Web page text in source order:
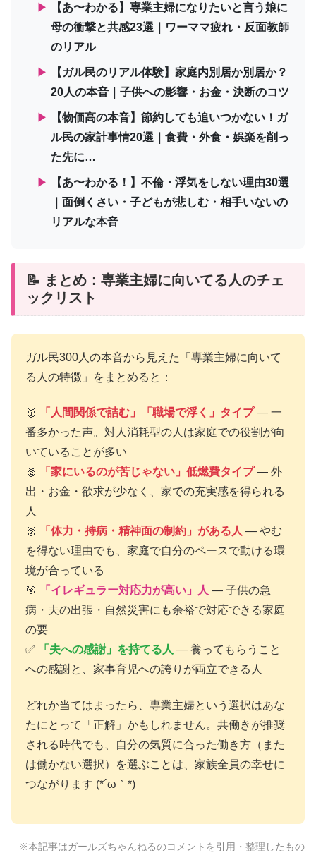
▶
【あ〜わかる】専業主婦になりたいと言う娘に
母の衝撃と共感23選｜ワーママ疲れ・反面教師
のリアル
▶
【ガル民のリアル体験】家庭内別居か別居か？
20人の本音｜子供への影響・お金・決断のコツ
▶
【物価高の本音】節約しても追いつかない！ガ
ル民の家計事情20選｜食費・外食・娯楽を削っ
た先に…
▶
【あ〜わかる！】不倫・浮気をしない理由30選
｜面倒くさい・子どもが悲しむ・相手いないの
リアルな本音
📝 まとめ：専業主婦に向いてる人のチェ
ックリスト
ガル民300人の本音から見えた「専業主婦に向いて
る人の特徴」をまとめると：
🥇 「人間関係で詰む」「職場で浮く」タイプ— 一
番多かった声。対人消耗型の人は家庭での役割が向
いていることが多い
🥈
「家にいるのが苦じゃない」低燃費タイプ— 外
出・お金・欲求が少なく、家での充実感を得られる
人
🥉
「体力・持病・精神面の制約」がある人 — やむ
を得ない理由でも、家庭で自分のペースで動ける環
境が合っている
🎯
「イレギュラー対応力が高い」人 — 子供の急
病・夫の出張・自然災害にも余裕で対応できる家庭
の要
✅
「夫への感謝」を持てる人 — 養ってもらうこと
への感謝と、家事育児への誇りが両立できる人
どれか当てはまったら、専業主婦という選択はあな
たにとって「正解」かもしれません。共働きが推奨
される時代でも、自分の気質に合った働き方（また
は働かない選択）を選ぶことは、家族全員の幸せに
つながります (*´ω｀*)
※本記事はガールズちゃんねるのコメントを引用・整理したもの